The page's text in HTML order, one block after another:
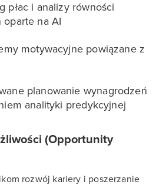
płac i analizy równości
na AI
motywacyjne powiązane z
planowanie wynagrodzeń
analityki predykcyjnej
(Opportunity
rozwój kariery i poszerzanie